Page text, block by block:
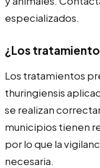
especializados.
¿Los
Los tratamientos
thuringiensis
se realizan
municipios tienen
por lo que la
necesaria.